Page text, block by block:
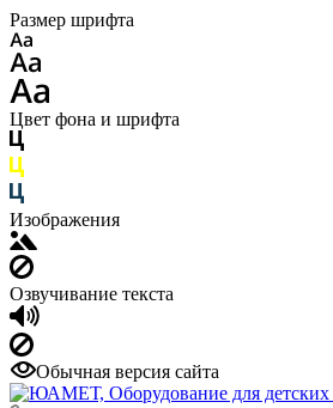
Размер шрифта
Цвет фона и шрифта
Изображения
Озвучивание текста
Обычная версия сайта